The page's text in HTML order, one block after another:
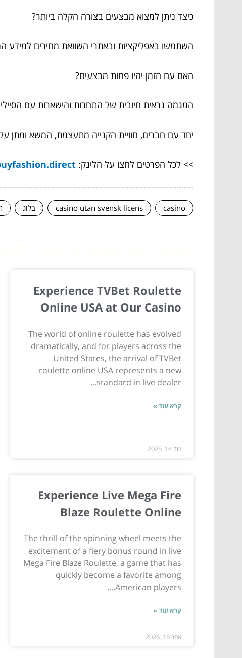
כיצד ניתן למצוא מבצעים בצורה הקלה ביותר?
השתמשו באפליקציות ובאתרי השוואת מחירים למידע
האם עם הזמן יהיו פחות מבצעים?
המגמה נראית חיובית של התחרות והישארות עם
יחד עם חברים, חוויית הקנייה מתעצמת, המשא ומתן
>> לכל הפרטים לחצו על הלינק:
casino
casino utan svensk licens בלוג
Experience TVBet Roulette
Online USA at Our Casino
The world of online roulette has evolved
dramatically, and for players across the
United States, the arrival of TVBet
roulette online USA represents a new
standard in live dealer...
קרא עוד »
נוב 14, 2025
Experience Live Mega Fire
Blaze Roulette Online
The thrill of the spinning wheel meets the
excitement of a fiery bonus round in live
Mega Fire Blaze Roulette, a game that has
quickly become a favorite among
American players....
קרא עוד »
אפר 16, 2026